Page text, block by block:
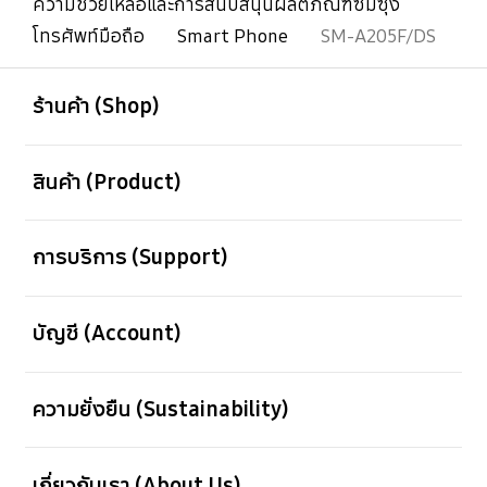
โทรศัพท์มือถือ
Smart Phone SM-A205F/DS
ร้านค้า (Shop)
สินค้า (Product)
การบริการ (Support)
บัญชี (Account)
ความยั่งยืน (Sustainability)